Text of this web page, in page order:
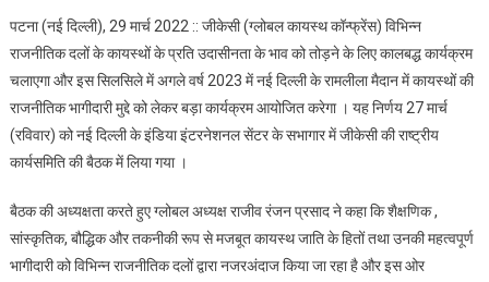
पटना (नई दिल्ली), 29 मार्च 2022 :: जीकेसी (ग्लोबल कायस्थ कॉन्फ्रेंस) विभिन्न
राजनीतिक दलों के कायस्थों के प्रति उदासीनता के भाव को तोड़ने के लिए कालबद्ध कार्यक्रम
चलाएगा और इस सिलसिले में अगले वर्ष 2023 में नई दिल्ली के रामलीला मैदान में कायस्थों की
राजनीतिक भागीदारी मुद्दे को लेकर बड़ा कार्यक्रम आयोजित करेगा । यह निर्णय 27 मार्च
(रविवार) को नई दिल्ली के इंडिया इंटरनेशनल सेंटर के सभागार में जीकेसी की राष्ट्रीय
कार्यसमिति की बैठक में लिया गया ।
बैठक की अध्यक्षता करते हुए ग्लोबल अध्यक्ष राजीव रंजन प्रसाद ने कहा कि शैक्षणिक ,
सांस्कृतिक, बौद्धिक और तकनीकी रूप से मजबूत कायस्थ जाति के हितों तथा उनकी महत्वपूर्ण
भागीदारी को विभिन्न राजनीतिक दलों द्वारा नजरअंदाज किया जा रहा है और इस ओर